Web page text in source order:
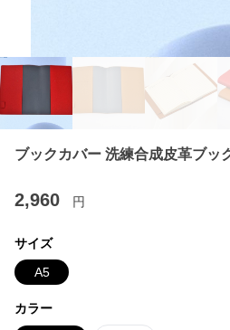
ブックカバー 洗練合成皮革ブッ
2,960 円
サイズ
A5
カラー